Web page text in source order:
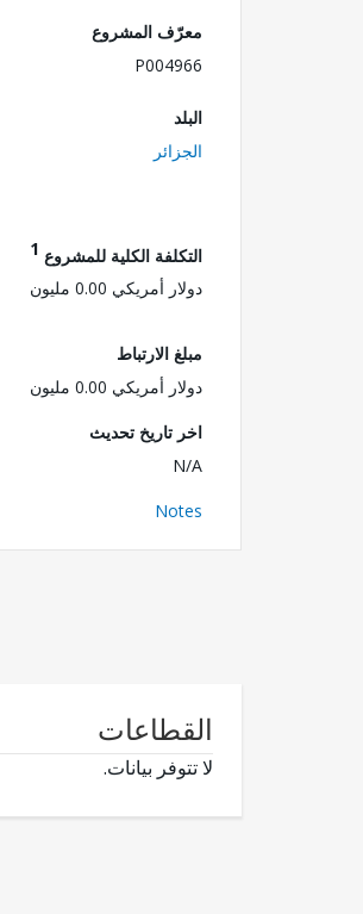
معرّف المشروع
P004966
البلد
الجزائر
التكلفة الكلية للمشروع 1
دولار أمريكي 0.00 مليون
مبلغ الارتباط
دولار أمريكي 0.00 مليون
اخر تاريخ تحديث
N/A
Notes
القطاعات
لا تتوفر بيانات.